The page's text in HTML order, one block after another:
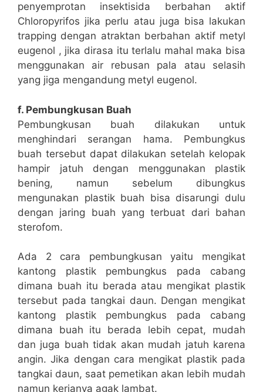
penyemprotan insektisida berbahan aktif
Chloropyrifos jika perlu atau juga bisa lakukan
trapping dengan atraktan berbahan aktif metyl
eugenol , jika dirasa itu terlalu mahal maka bisa
menggunakan air rebusan pala atau selasih
yang jiga mengandung metyl eugenol.
f. Pembungkusan Buah
Pembungkusan buah dilakukan untuk
menghindari serangan hama. Pembungkus
buah tersebut dapat dilakukan setelah kelopak
hampir jatuh dengan menggunakan plastik
bening, namun sebelum dibungkus
mengunakan plastik buah bisa disarungi dulu
dengan jaring buah yang terbuat dari bahan
sterofom.
Ada 2 cara pembungkusan yaitu mengikat
kantong plastik pembungkus pada cabang
dimana buah itu berada atau mengikat plastik
tersebut pada tangkai daun. Dengan mengikat
kantong plastik pembungkus pada cabang
dimana buah itu berada lebih cepat, mudah
dan juga buah tidak akan mudah jatuh karena
angin. Jika dengan cara mengikat plastik pada
tangkai daun, saat pemetikan akan lebih mudah
namun kerjanya agak lambat.